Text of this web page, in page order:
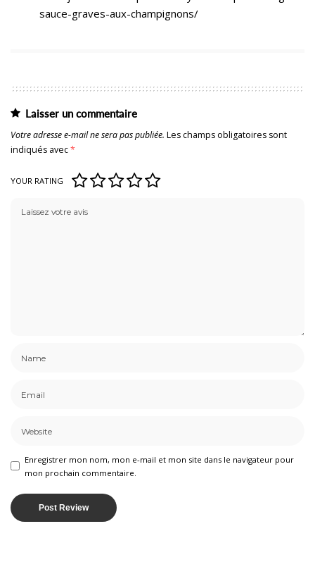
sauce-graves-aux-champignons/
Laisser un commentaire
Votre adresse e-mail ne sera pas publiée. Les champs obligatoires sont
indiqués avec*
YOUR RATING
Enregistrer mon nom, mon e-mail et mon site dans le navigateur pour
mon prochain commentaire.